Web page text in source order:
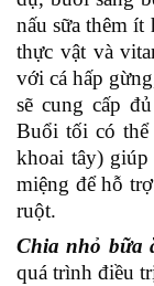
nấu sữa thêm ít
thực vật và
với cá hấp
sẽ cung cấp
Buổi tối có thể
khoai tây) giúp
miệng để hỗ
ruột.
Chia nhỏ bữa
quá trình điều